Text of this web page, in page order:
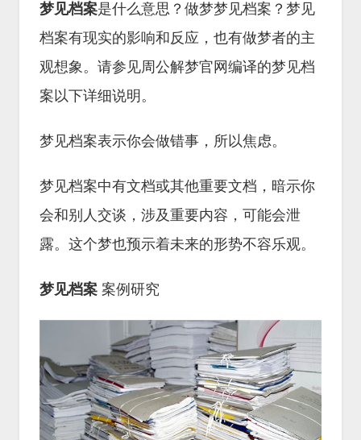
梦见档案是什么意思？做梦梦见档案？梦见
档案有现实的影响和反应，也有做梦者的主
观想象。请参见周公解梦官网编译的梦见档
案以下详细说明。
梦见档案表示你会做错事，所以焦虑。
梦见档案中有文档或其他重要文档，暗示你
会和别人交谈，涉及重要内容，可能会泄
露。这个梦也预示着未来的形势不容乐观。
梦见档案 案例研究